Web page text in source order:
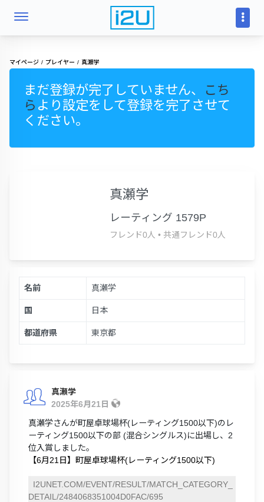
マイページ プレイヤー 真瀬学
まだ登録が完了していません、
こち
ら より設定をして登録を完了させて
ください。
真瀬学
レーティング 1579P
フレンド0人 • 共通フレンド0人
名前 真瀬学
国 日本
都道府県 東京都
真瀬学
2025年6月21日
真瀬学さんが町屋卓球場杯(レーティング1500以下)のレ
ーティング1500以下の部 (混合シングルス)に出場し、2
位入賞しました。
【6月21日】町屋卓球場杯(レーティング1500以下)
I2UNET.COM/EVENT/RESULT/MATCH_CATEGORY_
DETAIL/2484068351004D0FAC/695